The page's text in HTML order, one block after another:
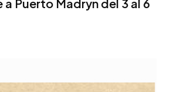
Puerto Madryn del 3 al 6